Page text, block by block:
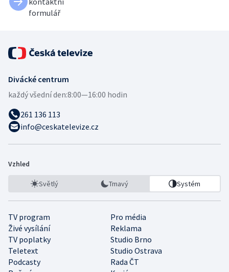
formulář
Divácké centrum
každý všední den:8:00—16:00 hodin
261 136 113
info@ceskatelevize.cz
Vzhled
Světlý Tmavý Systém
TV program
Pro média
Živé vysílání
Reklama
TV poplatky
Studio Brno
Teletext
Studio Ostrava
Podcasty
Rada ČT